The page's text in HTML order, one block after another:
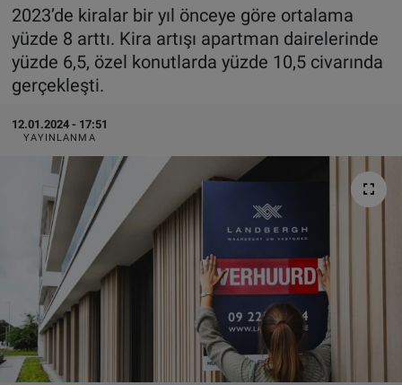
2023’de kiralar bir yıl önceye göre ortalama
yüzde 8 arttı. Kira artışı apartman dairelerinde
yüzde 6,5, özel konutlarda yüzde 10,5 civarında
gerçekleşti.
12.01.2024 - 17:51
YAYINLANMA
AVUSTURYA
SAĞLIK - YAŞAM
BİLİM-TEKNOLOJİ
DÜNYA
BİLİM-TEKNOLOJİ
SAĞLIK
FOTO GALERİ
VIDEO GALERİ
ALGEMENE VOORWAARDEN
CONTACT
Tüm Manşetler
Son Dakika Haberleri
Haber Arşivi